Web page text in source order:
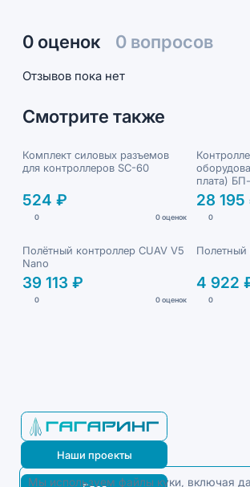
Мы используем файлы куки, включая
0 оценок 0 вопросов
Отзывов пока нет
Смотрите также
Комплект силовых разъемов
для контроллеров SC-60
524 ₽
0 0 оценок
плата)
28 195
0
Полётный контроллер CUAV V5
Nano
39 113 ₽
0 0 оценок
Полетный
4 922
0
Наши проекты